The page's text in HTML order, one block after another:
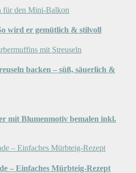
wird er gemütlich & stilvoll
backen – süß, säuerlich &
mit Blumenmotiv bemalen inkl.
– Einfaches Mürbteig-Rezept